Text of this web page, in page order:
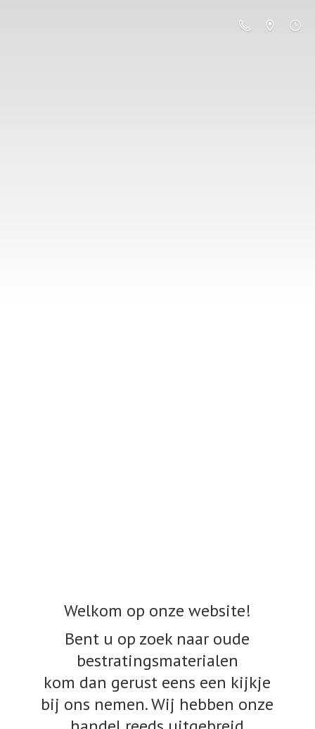
Welkom op onze website!
Bent u op zoek naar oude
bestratingsmaterialen
kom dan gerust eens een kijkje
bij ons nemen. Wij hebben onze